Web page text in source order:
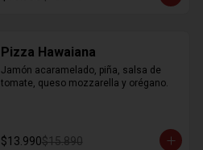
Pizza Hawaiana
Jamón acaramelado, piña, salsa de
tomate, queso mozzarella y orégano.
$13.990$15.890